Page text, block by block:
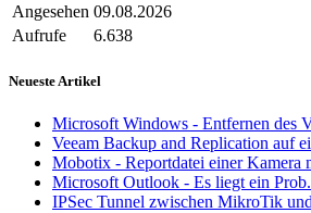
Angesehen 09.08.2026
Aufrufe
6.638
Neueste Artikel
Microsoft Windows - Entfernen des
Veeam Backup and Replication auf
Mobotix - Reportdatei einer Kamera
Microsoft Outlook - Es liegt ein
IPSec Tunnel zwischen MikroTik